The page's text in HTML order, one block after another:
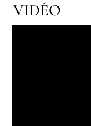
VIDÉO